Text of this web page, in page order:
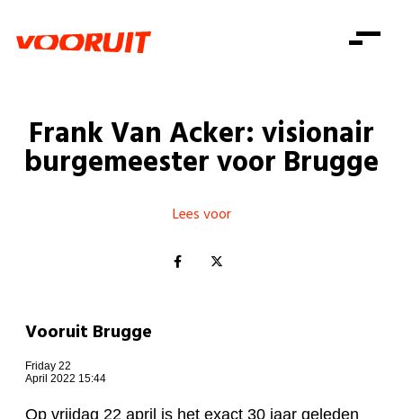
Zorg
Gelijke kansen
Welzijn
Consumentenbescherming
Kinderen en jongeren
Onze mensen
Standpunten
Vacatures
Doe mee
Doe mee
Word lid
Shop
Login
Frank Van Acker: visionair
burgemeester voor Brugge
Lees voor
Vooruit Brugge
Friday 22
April 2022 15:44
Op vrijdag 22 april is het exact 30 jaar geleden